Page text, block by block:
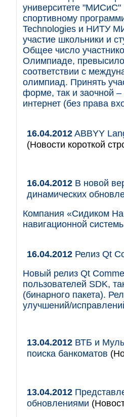
университете
спортивному
Technologies и НИТУ
участие школьники и
Общее число
Олимпиаде,
соответствии с
олимпиад. Принять
форме, так и заочной
интернет (без права
16.04.2012ABBYY
(Новости короткой
16.04.2012 В новой
динамических
Компания «Сидиком
навигационной
16.04.2012 Релиз Qt
Новый релиз Qt
пользователей SDK,
(бинарного пакета).
улучшений/
13.04.2012 ВТБ и
поиска банкоматов
13.04.2012
обновлениями